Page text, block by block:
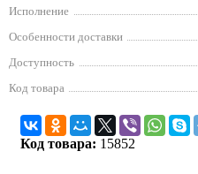
Исполнение
Особенности доставки
Доступность
Код товара
Код товара: 15852